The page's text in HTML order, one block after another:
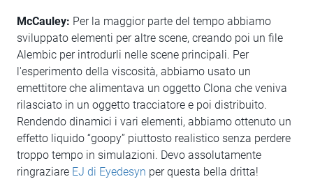
McCauley: Per la maggior parte del tempo abbiamo
sviluppato elementi per altre scene, creando poi un file
Alembic per introdurli nelle scene principali. Per
l'esperimento della viscosità, abbiamo usato un
emettitore che alimentava un oggetto Clona che veniva
rilasciato in un oggetto tracciatore e poi distribuito.
Rendendo dinamici i vari elementi, abbiamo ottenuto un
effetto liquido “goopy” piuttosto realistico senza perdere
troppo tempo in simulazioni. Devo assolutamente
ringraziare EJ di Eyedesyn per questa bella dritta!